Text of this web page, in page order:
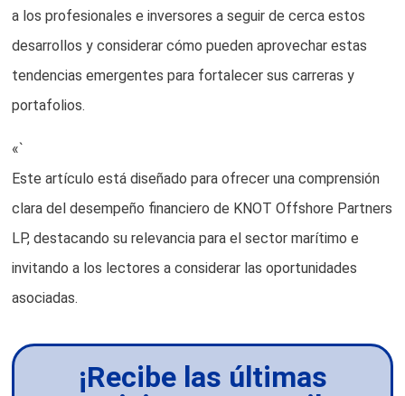
a los profesionales e inversores a seguir de cerca estos
desarrollos y considerar cómo pueden aprovechar estas
tendencias emergentes para fortalecer sus carreras y
portafolios.
«`
Este artículo está diseñado para ofrecer una comprensión
clara del desempeño financiero de KNOT Offshore Partners
LP, destacando su relevancia para el sector marítimo e
invitando a los lectores a considerar las oportunidades
asociadas.
¡Recibe las últimas